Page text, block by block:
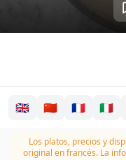
🇬🇧 🇨🇳 🇫🇷 🇮🇹
Los platos, precios y
original en francés. La